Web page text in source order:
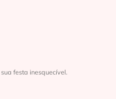
festa inesquecível.